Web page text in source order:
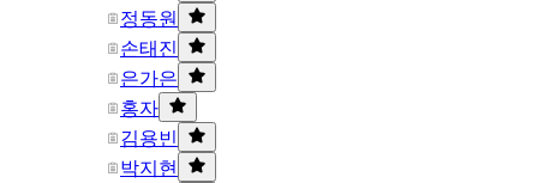
정동원
손태진
은가은
홍자
김용빈
박지현